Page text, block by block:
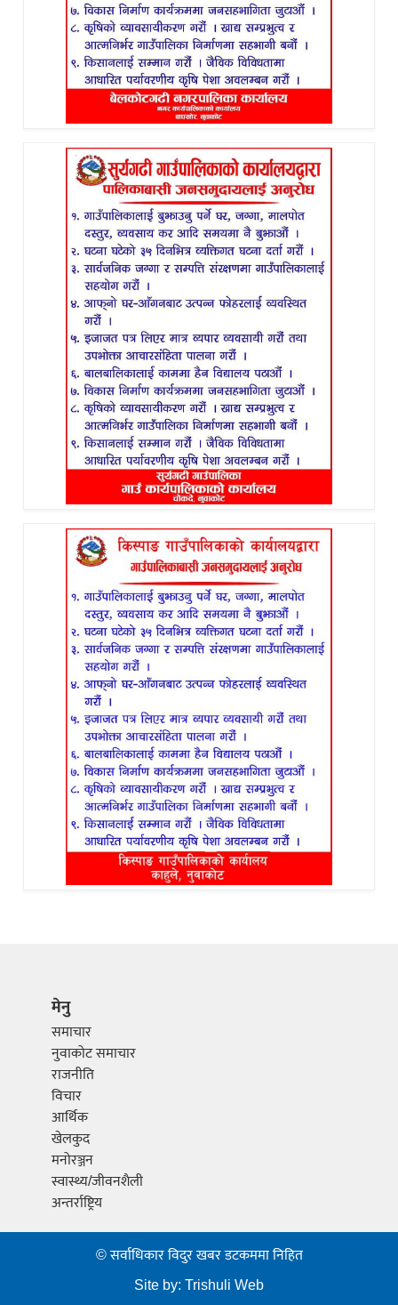
मेनु
समाचार
नुवाकोट समाचार
राजनीति
विचार
आर्थिक
खेलकुद
मनोरञ्जन
स्वास्थ्य/जीवनशैली
अन्तर्राष्ट्रिय
© सर्वाधिकार विदुर खबर डटकममा निहित
Site by:Trishuli Web